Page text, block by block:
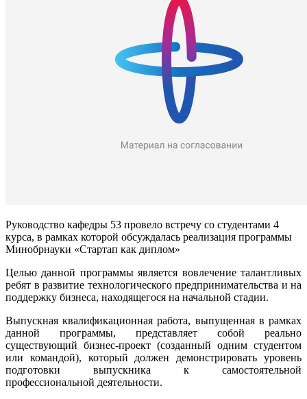
Руководство кафедры 53 провело встречу со студентами 4
курса, в рамках которой обсуждалась реализация программы
Минобрнауки «Стартап как диплом»
Целью данной программы является вовлечение талантливых
ребят в развитие технологического предпринимательства и на
поддержку бизнеса, находящегося на начальной стадии.
Выпускная квалификационная работа, выпущенная в рамках
данной программы, представляет собой реально
существующий бизнес-проект (созданный одним студентом
или командой), который должен демонстрировать уровень
подготовки выпускника к самостоятельной
профессиональной деятельности.